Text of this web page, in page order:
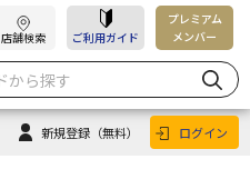
店舗検索 ご利用ガイド
プレミアム
メンバー
新規登録 （無料） ログイン